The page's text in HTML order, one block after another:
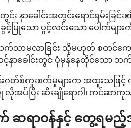
း နှာခေါင်းအတွင်းရောင်ရမ်းခြ
ခွင့်ပြုသော ပွင့်လင်းသော ပေါက်မ
သက်သာမလာခြင်း သို့မဟုတ် စတင်ကေ
ာခေါင်းတွင် ပုံမှန်နေထိုင်သော ဘက်
င် ဖန်းဂတ်စ်ကူးစက်မှုများက အထူး
ပြီး ဆီးချိုရောဂါ၊ ကင်ဆာကု
ဆရာဝန်နှင့် တွေ့ရမည့်